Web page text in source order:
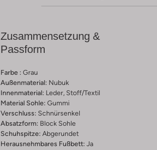
Zusammensetzung &
Passform
Farbe : Grau
Außenmaterial: Nubuk
Innenmaterial: Leder, Stoff/textil
Material Sohle: Gummi
Verschluss: Schnürsenkel
Absatzform: Block Sohle
Schuhspitze: Abgerundet
Herausnehmbares Fußbett: Ja